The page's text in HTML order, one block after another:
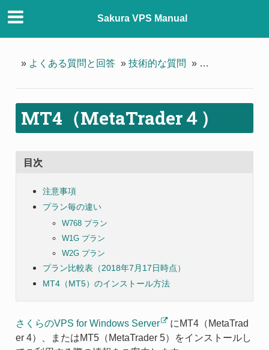
Sakura VPS Manual
» よくある質問と回答 » 技術的な質問 » MT4（
MT4（MetaTrader４）
目次
注意事項
プラン毎の違い
W768 プラン
W1G プラン
W2G プラン
プラン比較表（2018年7月17日時点）
MT4（MT5）のインストール方法
さくらのVPS for Windows Server
にMT4（MetaTrad
er 4）、またはMT5（MetaTrader 5）をインストールし